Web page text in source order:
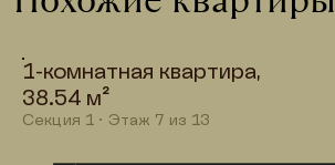
1-комнатная квартира,
38.54 м²
Секция 1 · Этаж 7 из 13